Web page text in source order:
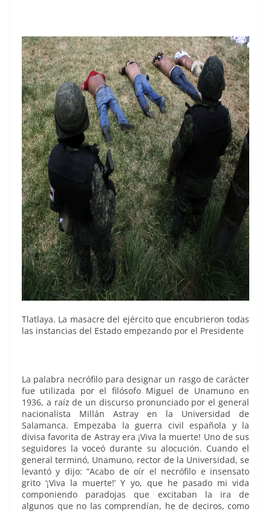
Tlatlaya. La masacre del ejército que encubrieron todas
las instancias del Estado empezando por el Presidente
La palabra necrófilo para designar un rasgo de carácter
fue utilizada por el filósofo Miguel de Unamuno en
1936, a raíz de un discurso pronunciado por el general
nacionalista Millán Astray en la Universidad de
Salamanca. Empezaba la guerra civil española y la
divisa favorita de Astray era ¡Viva la muerte! Uno de sus
seguidores la voceó durante su alocución. Cuando el
general terminó, Unamuno, rector de la Universidad, se
levantó y dijo: “Acabo de oír el necrófilo e insensato
grito ‘¡Viva la muerte!’ Y yo, que he pasado mi vida
componiendo paradojas que excitaban la ira de
algunos que no las comprendían, he de deciros, como